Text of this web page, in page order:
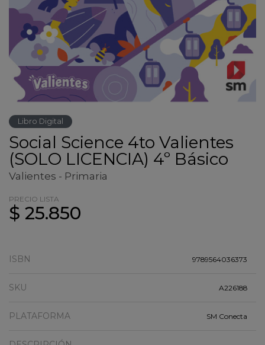
Libro Digital
Social Science 4to Valientes
(SOLO LICENCIA) 4º Básico
Valientes - Primaria
PRECIO LISTA
$ 25.850
ISBN 9789564036373
SKU A226188
PLATAFORMA SM Conecta